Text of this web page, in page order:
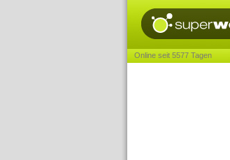
Online seit 5577 Tagen